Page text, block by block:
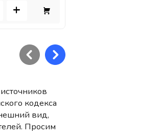
+
кодекса
вид,
Просим